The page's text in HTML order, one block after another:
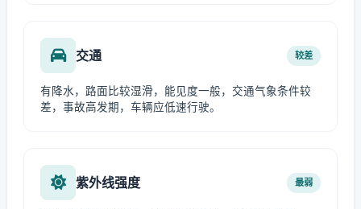
交通 较差
有降水，路面比较湿滑，能见度一般，交通气象条件较
差，事故高发期，车辆应低速行驶。
紫外线强度 最弱